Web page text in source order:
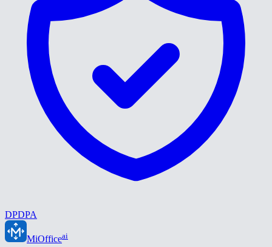
DPDPA
MiOfficeai